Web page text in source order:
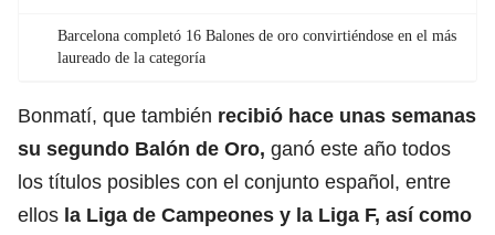
Barcelona completó 16 Balones de oro convirtiéndose en el más
laureado de la categoría
Bonmatí, que también recibió hace unas semanas
su segundo Balón de Oro, ganó este año todos
los títulos posibles con el conjunto español, entre
ellos la Liga de Campeones y la Liga F, así como